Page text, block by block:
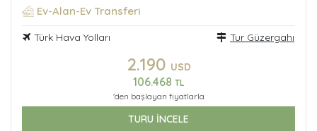
Ev-Alan-Ev Transferi
Türk Hava Yolları Tur Güzergahı
2.190 USD
106.468 TL
'den başlayan fiyatlarla
TURU İNCELE